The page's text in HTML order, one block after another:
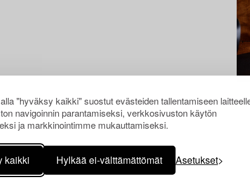
"hyväksy kaikki" suostut evästeiden tallentamiseen
navigoinnin parantamiseksi, verkkosivuston käytön
ja markkinointimme mukauttamiseksi.
kaikki Hylkää ei-välttämättömät Asetukset